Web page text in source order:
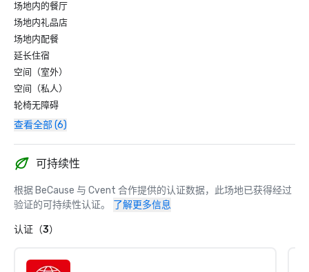
场地内的餐厅
场地内礼品店
场地内配餐
延长住宿
空间（室外）
空间（私人）
轮椅无障碍
查看全部 (6)
可持续性
根据 BeCause 与 Cvent 合作提供的认证数据，此场地已获得经过
验证的可持续性认证。
了解更多信息
认证（3）